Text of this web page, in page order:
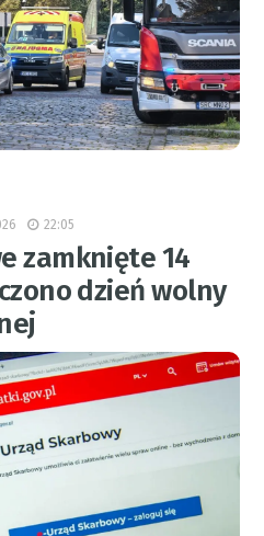
22:05
zamknięte 14
dzień wolny